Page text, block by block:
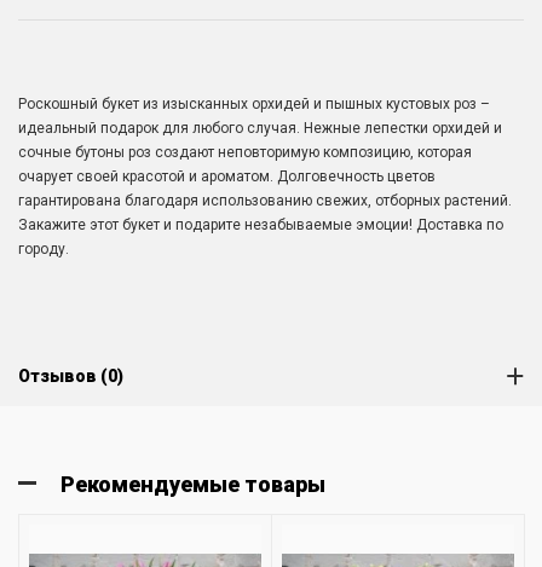
Роскошный букет из изысканных орхидей и пышных кустовых роз –
идеальный подарок для любого случая. Нежные лепестки орхидей и
сочные бутоны роз создают неповторимую композицию, которая
очарует своей красотой и ароматом. Долговечность цветов
гарантирована благодаря использованию свежих, отборных растений.
Закажите этот букет и подарите незабываемые эмоции! Доставка по
городу.
Отзывов (0)
Рекомендуемые товары